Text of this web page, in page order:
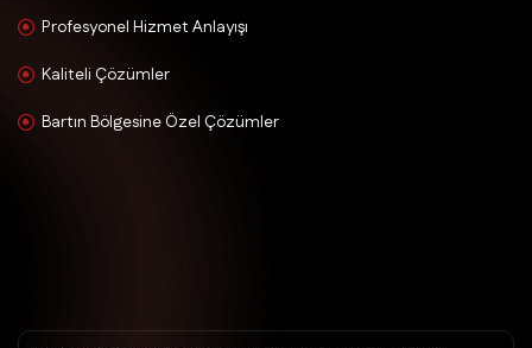
Profesyonel Hizmet Anlayışı
Kaliteli Çözümler
Bartın Bölgesine Özel Çözümler